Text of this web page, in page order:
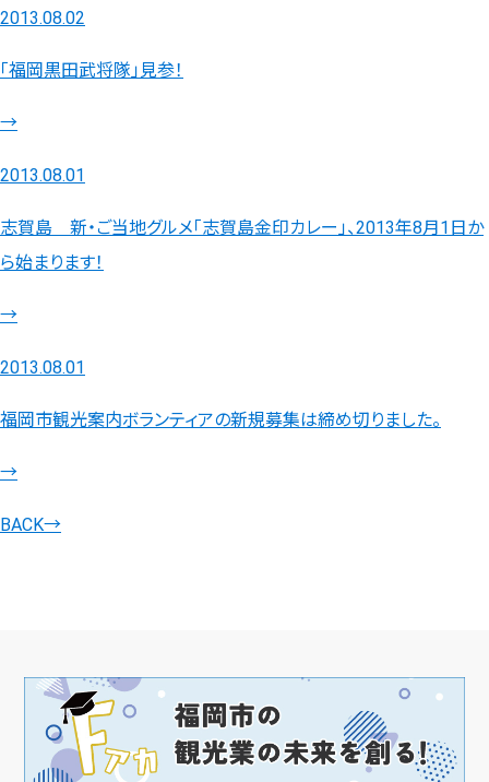
2013.08.02
「福岡黒田武将隊」見参！
→
2013.08.01
志賀島 新・ご当地グルメ「志賀島金印カレー」、2013年8月1日か
ら始まります！
→
2013.08.01
福岡市観光案内ボランティアの新規募集は締め切りました。
→
BACK→